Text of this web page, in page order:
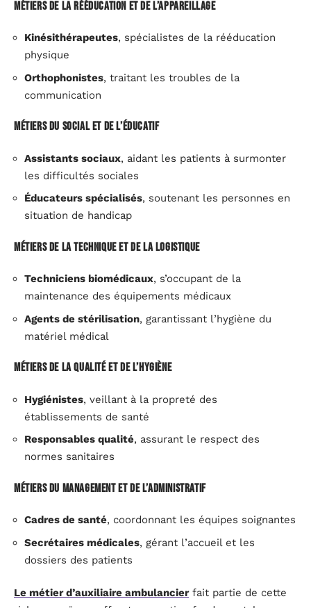
Métiers de la rééducation et de l’appareillage
Kinésithérapeutes, spécialistes de la rééducation
physique
Orthophonistes, traitant les troubles de la
communication
Métiers du social et de l’éducatif
Assistants sociaux, aidant les patients à surmonter
les difficultés sociales
Éducateurs spécialisés, soutenant les personnes en
situation de handicap
Métiers de la technique et de la logistique
Techniciens biomédicaux, s’occupant de la
maintenance des équipements médicaux
Agents de stérilisation, garantissant l’hygiène du
matériel médical
Métiers de la qualité et de l’hygiène
Hygiénistes, veillant à la propreté des
établissements de santé
Responsables qualité, assurant le respect des
normes sanitaires
Métiers du management et de l’administratif
Cadres de santé, coordonnant les équipes soignantes
Secrétaires médicales, gérant l’accueil et les
dossiers des patients
Le métier d’auxiliaire ambulancierfait partie de cette